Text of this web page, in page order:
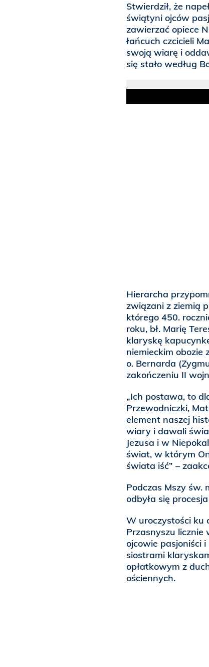
Stwierdził, że
świątyni ojców
zawierzać opiece
łańcuch czcicieli
swoją wiarę i
się stało według
Hierarcha
związani z ziemią
którego 450.
roku, bł. Marię
klaryskę
niemieckim obozie
o. Bernarda
zakończeniu II
„Ich postawa, to
Przewodniczki,
element naszej
wiary i dawali
Jezusa i w
świat, w którym
świata iść” –
Podczas Mszy św.
odbyła się
W uroczystości ku
Przasnyszu licznie
ojcowie pasjoniści
siostrami
opłatkowym z
ościennych.